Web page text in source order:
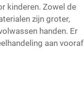
kinderen. Zowel de
zijn groter,
handen. Er
aan vooraf